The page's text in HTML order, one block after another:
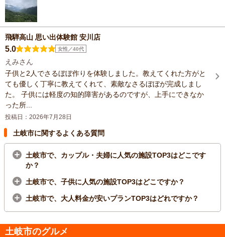
飛騨高山 思い出体験館 安川店
5.0 女性／40代
えみさん
子供と2人でさるぼぼ作りを体験しました。教えてくれた方がと
ても優しく丁寧に教えてくれて、素敵なさるぼぼが完成しまし
た。 子供には軽度の知的障害があるのですが、上手にできなか
った所...
投稿日：2026年7月28日
土岐市に関するよくある質問
土岐市で、カップル・夫婦に人気の施設TOP3はどこです
か？
土岐市で、子供に人気の施設TOP3はどこですか？
土岐市で、大人料金が安いプランTOP3はどれですか？
土岐市のグルメ